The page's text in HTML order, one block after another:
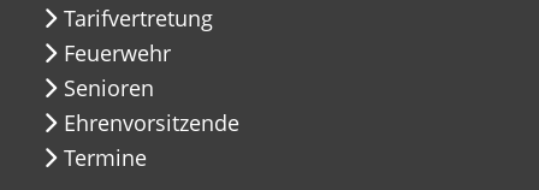
Tarifvertretung
Feuerwehr
Senioren
Ehrenvorsitzende
Termine